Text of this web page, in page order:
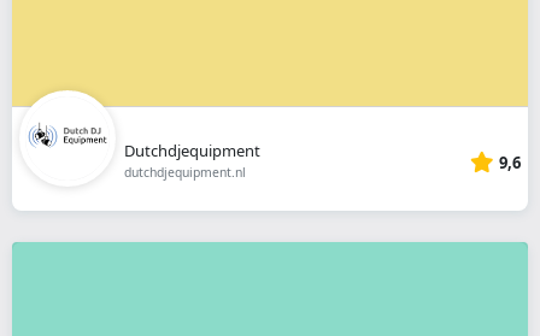
Dutchdjequipment
dutchdjequipment.nl 9,6